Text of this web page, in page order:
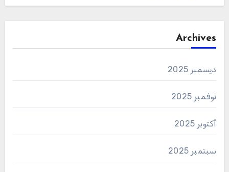
Archives
ديسمبر 2025
نوفمبر 2025
أكتوبر 2025
سبتمبر 2025